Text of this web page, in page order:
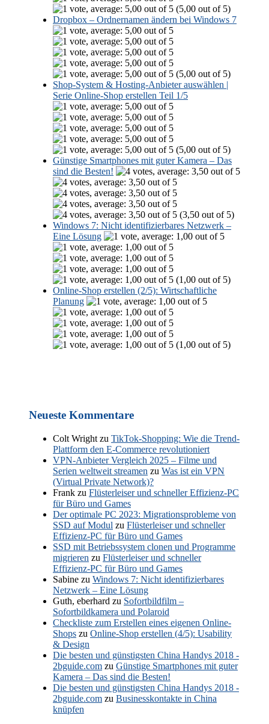
(5,00 out of 5)
Dropbox – Ordnernamen ändern bei Windows 7
(5,00 out of 5)
Shop-System & Hosting-Anbieter auswählen |
Serie Online-Shop erstellen Teil 1/5
(5,00 out of 5)
Günstige Smartphones mit guter Kamera – Das
sind die Besten!
(3,50 out of 5)
Windows 7: Nicht identifizierbares Netzwerk –
Eine Lösung
(1,00 out of 5)
Online-Shop erstellen (2/5): Wirtschaftliche
Planung
(1,00 out of 5)
Neueste Kommentare
Colt Wright zu TikTok-Shopping: Wie die Trend-
Plattform den E-Commerce revolutioniert
VPN-Anbieter Vergleich 2025 – Filme und
Serien weltweit streamen zu Was ist ein VPN
(Virtual Private Network)?
Frank zu Flüsterleiser und schneller Effizienz-PC
für Büro und Games
Der optimale PC 2023: Migrationsprobleme von
SSD auf Modul zu Flüsterleiser und schneller
Effizienz-PC für Büro und Games
SSD mit Betriebssystem clonen und Programme
migrieren zu Flüsterleiser und schneller
Effizienz-PC für Büro und Games
Sabine zu Windows 7: Nicht identifizierbares
Netzwerk – Eine Lösung
Guth, eberhard zu Sofortbildfilm –
Sofortbildkamera und Polaroid
Checkliste zum Erstellen eines eigenen Online-
Shops zu Online-Shop erstellen (4/5): Usability
& Design
Die besten und günstigsten China Handys 2018 -
2bguide.com zu Günstige Smartphones mit guter
Kamera – Das sind die Besten!
Die besten und günstigsten China Handys 2018 -
2bguide.com zu Businesskontakte in China
knüpfen